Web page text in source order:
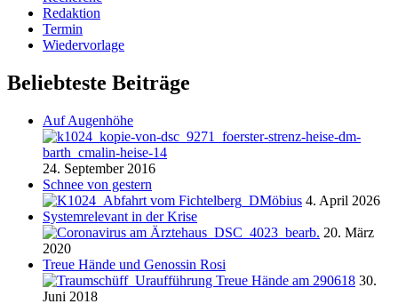
Redaktion
Termin
Wiedervorlage
Beliebteste Beiträge
Auf Augenhöhe
24. September 2016
Schnee von gestern
4. April 2026
Systemrelevant in der Krise
20. März
2020
Treue Hände und Genossin Rosi
30.
Juni 2018